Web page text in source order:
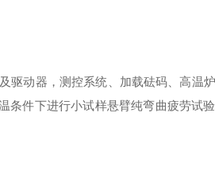
驱动器，测控系统、加载砝码、高温
件下进行小试样悬臂纯弯曲疲劳试